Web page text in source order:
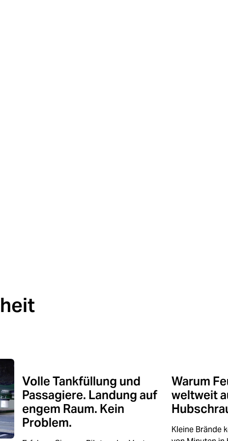
Volle Tankfüllung und
Passagiere. Landung auf
engem Raum. Kein
Problem.
Warum
weltweit
Kleine Brände